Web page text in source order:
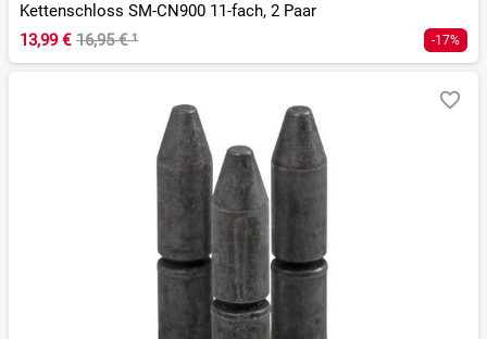
Kettenschloss SM-CN900 11-fach, 2 Paar
13,99 € 16,95 €¹ -17%